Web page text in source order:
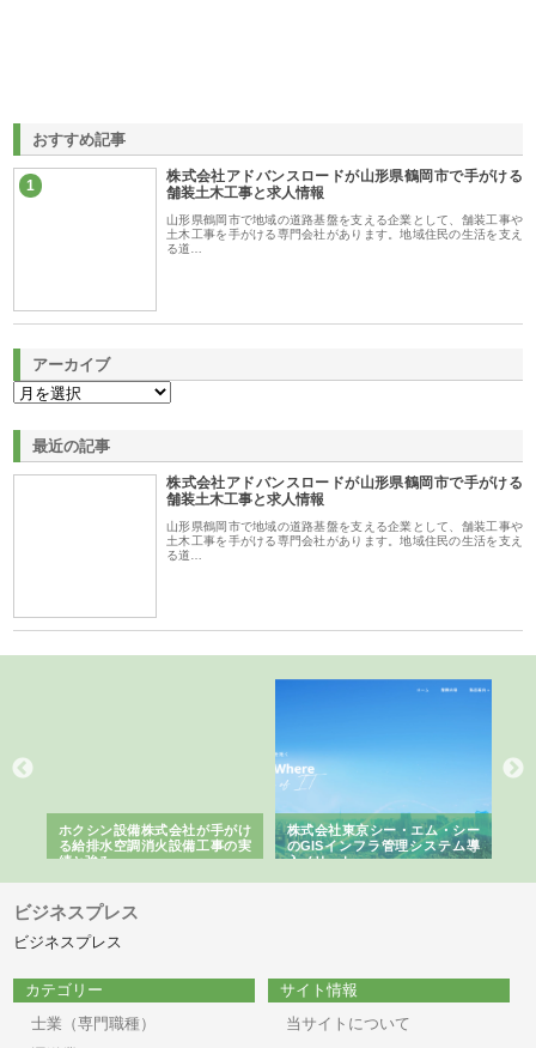
おすすめ記事
1
株式会社アドバンスロードが山形県鶴岡市で手がける
舗装土木工事と求人情報
山形県鶴岡市で地域の道路基盤を支える企業として、舗装工事や
土木工事を手がける専門会社があります。地域住民の生活を支え
る道…
アーカイブ
最近の記事
株式会社アドバンスロードが山形県鶴岡市で手がける
舗装土木工事と求人情報
山形県鶴岡市で地域の道路基盤を支える企業として、舗装工事や
土木工事を手がける専門会社があります。地域住民の生活を支え
る道…
ホクシン設備株式会社が手がけ
る給排水空調消火設備工事の実
績と強み
株式会社東京シー・エム・シー
のGISインフラ管理システム導
入メリット
ビジネスプレス
ビジネスプレス
カテゴリー
士業（専門職種）
サイト情報
当サイトについて